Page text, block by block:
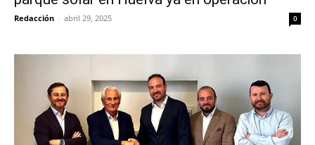
Redacción - abril 29, 2025 0